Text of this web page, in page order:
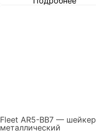
Fleet AR5-BB7 — шейкер
металлический